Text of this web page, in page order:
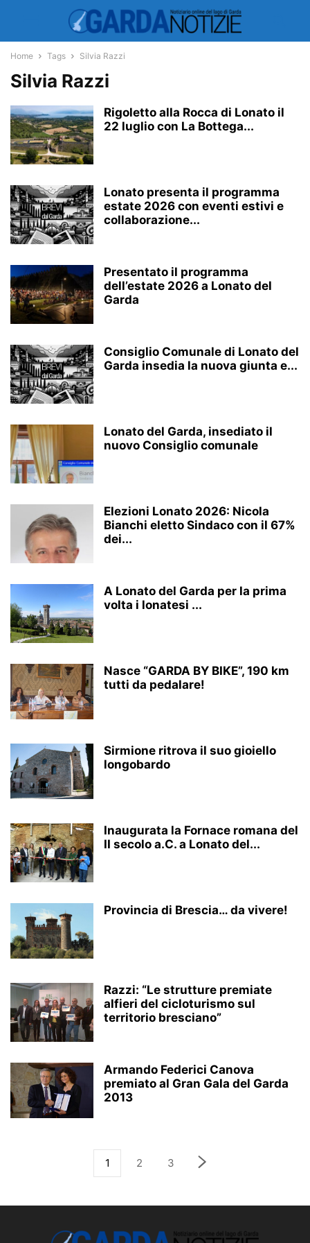
Home Tags Silvia Razzi
Silvia Razzi
Rigoletto alla Rocca di Lonato il
22 luglio con La Bottega...
Lonato presenta il programma
estate 2026 con eventi estivi e
collaborazione...
Presentato il programma
dell’estate 2026 a Lonato del
Garda
Consiglio Comunale di Lonato del
Garda insedia la nuova giunta e...
Lonato del Garda, insediato il
nuovo Consiglio comunale
Elezioni Lonato 2026: Nicola
Bianchi eletto Sindaco con il 67%
dei...
A Lonato del Garda per la prima
volta i lonatesi ...
Nasce “GARDA BY BIKE”, 190 km
tutti da pedalare!
Sirmione ritrova il suo gioiello
longobardo
Inaugurata la Fornace romana del
II secolo a.C. a Lonato del...
Provincia di Brescia… da vivere!
Razzi: “Le strutture premiate
alfieri del cicloturismo sul
territorio bresciano”
Armando Federici Canova
premiato al Gran Gala del Garda
2013
1 2 3